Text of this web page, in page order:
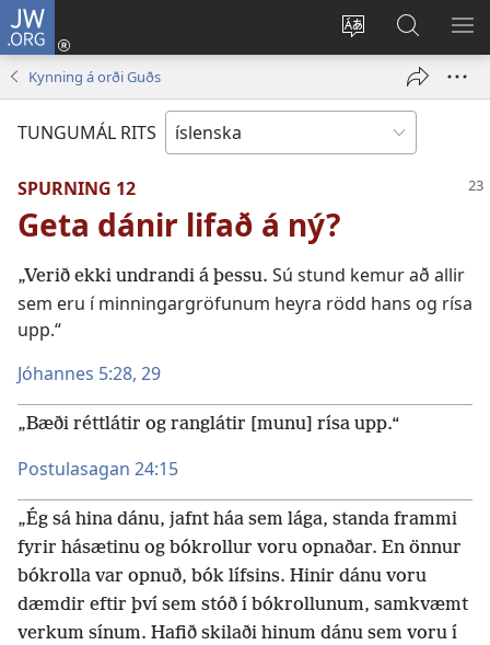
JW.ORG
Tungumál
Innskrá
(opnast
glugga)
Leit
á
JW.ORG
Kynning á orði Guðs
TUNGUMÁL RITS
SPURNING 12
Geta dánir lifað á ný?
„Verið ekki undrandi á þessu. Sú stund kemur að allir
sem eru í minningargröfunum heyra rödd hans og rísa
upp.“
Jóhannes 5:28, 29
„Bæði réttlátir og ranglátir [munu] rísa upp.“
Postulasagan 24:15
„Ég sá hina dánu, jafnt háa sem lága, standa frammi
fyrir hásætinu og bókrollur voru opnaðar. En önnur
bókrolla var opnuð, bók lífsins. Hinir dánu voru
dæmdir eftir því sem stóð í bókrollunum, samkvæmt
verkum sínum. Hafið skilaði hinum dánu sem voru í